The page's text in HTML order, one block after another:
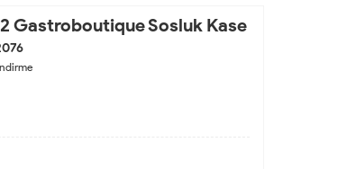
Gastroboutique Sosluk Kase